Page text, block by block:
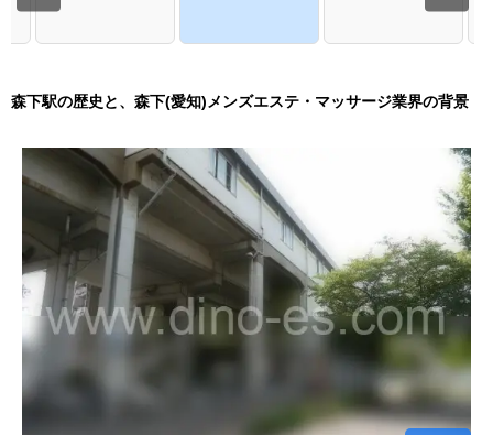
森下駅の歴史と、森下(愛知)メンズエステ・マッサージ業界の背景